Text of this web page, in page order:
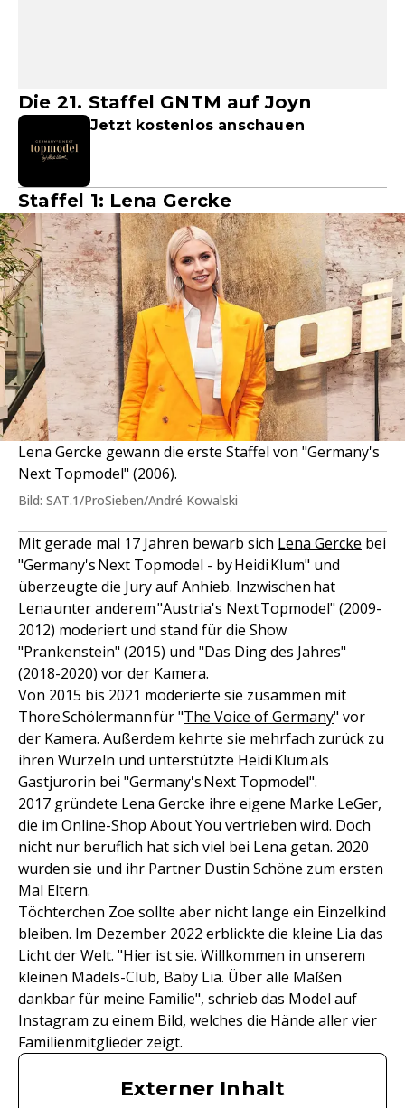
Die 21. Staffel GNTM auf Joyn
Jetzt kostenlos anschauen
Staffel 1: Lena Gercke
Lena Gercke gewann die erste Staffel von "Germany's
Next Topmodel" (2006).
Bild: SAT.1/ProSieben/André Kowalski
Mit gerade mal 17 Jahren bewarb sich Lena Gercke bei
"Germany's Next Topmodel - by Heidi Klum" und
überzeugte die Jury auf Anhieb. Inzwischen hat
Lena unter anderem "Austria's Next Topmodel" (2009-
2012) moderiert und stand für die Show
"Prankenstein" (2015) und "Das Ding des Jahres"
(2018-2020) vor der Kamera.
Von 2015 bis 2021 moderierte sie zusammen mit
Thore Schölermann für "The Voice of Germany" vor
der Kamera. Außerdem kehrte sie mehrfach zurück zu
ihren Wurzeln und unterstützte Heidi Klum als
Gastjurorin bei "Germany's Next Topmodel".
2017 gründete Lena Gercke ihre eigene Marke LeGer,
die im Online-Shop About You vertrieben wird. Doch
nicht nur beruflich hat sich viel bei Lena getan. 2020
wurden sie und ihr Partner Dustin Schöne zum ersten
Mal Eltern.
Töchterchen Zoe sollte aber nicht lange ein Einzelkind
bleiben. Im Dezember 2022 erblickte die kleine Lia das
Licht der Welt. "Hier ist sie. Willkommen in unserem
kleinen Mädels-Club, Baby Lia. Über alle Maßen
dankbar für meine Familie", schrieb das Model auf
Instagram zu einem Bild, welches die Hände aller vier
Familienmitglieder zeigt.
Externer Inhalt